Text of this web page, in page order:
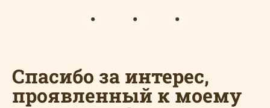
Спасибо за интерес,
проявленный к моему